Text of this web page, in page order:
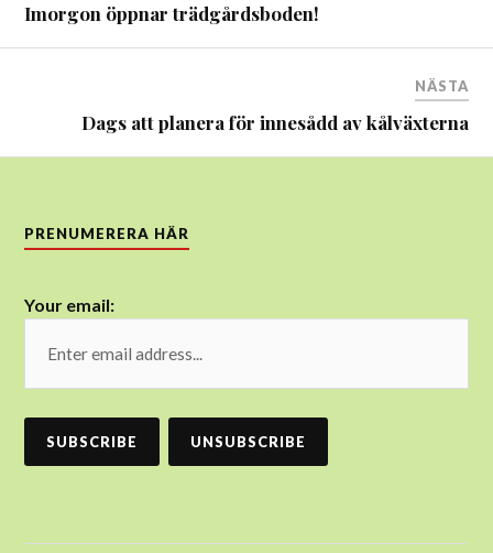
Imorgon öppnar trädgårdsboden!
NÄSTA
Dags att planera för innesådd av kålväxterna
PRENUMERERA HÄR
Your email: